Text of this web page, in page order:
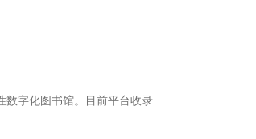
数字化图书馆。目前平台收录